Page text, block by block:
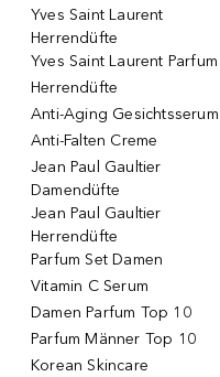
Yves Saint Laurent
Herrendüfte
Yves Saint Laurent Parfum
Herrendüfte
Anti-Aging Gesichtsserum
Anti-Falten Creme
Jean Paul Gaultier
Damendüfte
Jean Paul Gaultier
Herrendüfte
Parfum Set Damen
Vitamin C Serum
Damen Parfum Top 10
Parfum Männer Top 10
Korean Skincare